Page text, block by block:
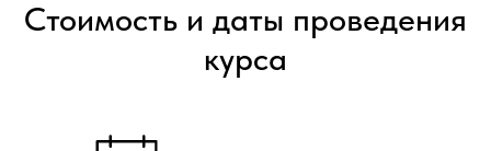
Стоимость и даты проведения
курса